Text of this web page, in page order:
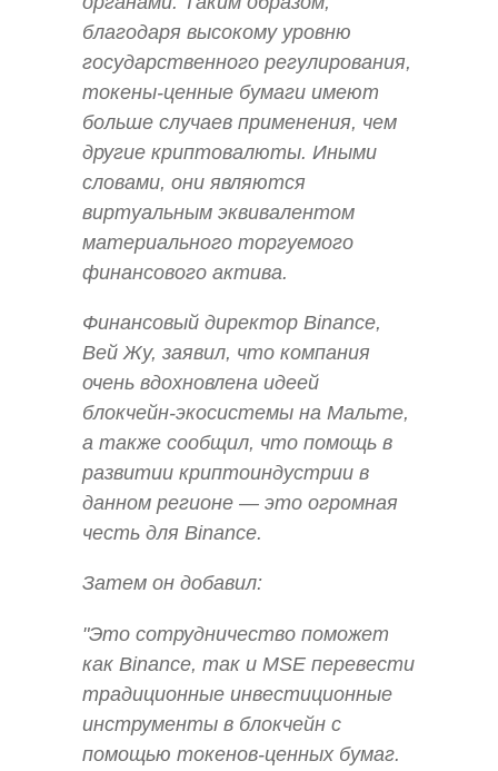
благодаря высокому уровню
государственного регулирования,
токены-ценные бумаги имеют
больше случаев применения, чем
другие криптовалюты. Иными
словами, они являются
виртуальным эквивалентом
материального торгуемого
финансового актива.
Финансовый директор Binance,
Вей Жу, заявил, что компания
очень вдохновлена идеей
блокчейн-экосистемы на Мальте,
а также сообщил, что помощь в
развитии криптоиндустрии в
данном регионе — это огромная
честь для Binance.
Затем он добавил:
"Это сотрудничество поможет
как Binance, так и MSE перевести
традиционные инвестиционные
инструменты в блокчейн с
помощью токенов-ценных бумаг.